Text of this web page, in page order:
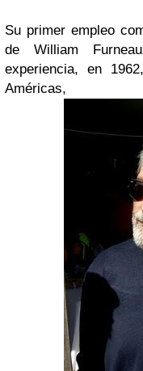
Su primer empleo
deWilliam
experiencia, en
Américas,